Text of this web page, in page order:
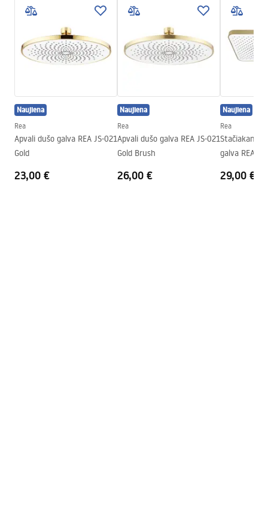
Plotis
395
Aukštis
100mm
Gylis
20mm
Pielęgnacja.pdf
Garantijos sąlygos
Naujiena
Rea
Apvali dušo galva REA JS-021
Gold
23,00 €
Naujiena
Rea
Apvali dušo galva REA JS-021
Gold Brush
26,00 €
Naujiena
Rea
galva REA
29,00 €